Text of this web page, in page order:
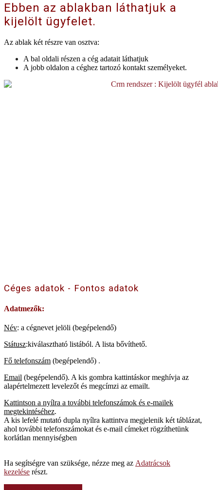
Ebben az ablakban láthatjuk a
kijelölt ügyfelet.
Az ablak két részre van osztva:
A bal oldali részen a cég adatait láthatjuk
A jobb oldalon a céghez tartozó kontakt személyeket.
Céges adatok - Fontos adatok
Adatmezők:
Név: a cégnevet jelöli (begépelendő)
Státusz:kiválasztható listából. A lista bővíthető.
Fő telefonszám (begépelendő) .
Email (begépelendő). A kis gombra kattintáskor meghívja az
alapértelmezett levelezőt és megcímzi az emailt.
Kattintson a nyílra a további telefonszámok és e-mailek
megtekintéséhez.
A kis lefelé mutató dupla nyílra kattintva megjelenik két táblázat,
ahol további telefonszámokat és e-mail címeket rögzíthetünk
korlátlan mennyiségben
Ha segítségre van szüksége, nézze meg az Adatrácsok
kezelése részt.